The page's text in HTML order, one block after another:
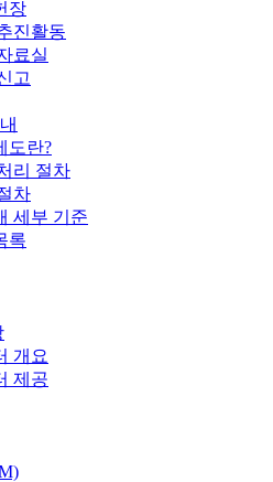
장
진활동
료실
고
도란?
리 절차
차
세부 기준
록
개요
제공